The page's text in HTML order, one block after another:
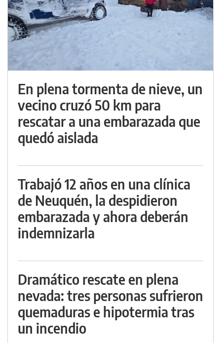
En plena tormenta de nieve, un
vecino cruzó 50 km para
rescatar a una embarazada que
quedó aislada
Trabajó 12 años en una clínica
de Neuquén, la despidieron
embarazada y ahora deberán
indemnizarla
Dramático rescate en plena
nevada: tres personas sufrieron
quemaduras e hipotermia tras
un incendio